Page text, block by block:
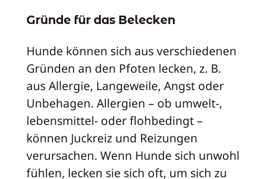
Gründe für das Belecken
Hunde können sich aus verschiedenen
Gründen an den Pfoten lecken, z. B.
aus Allergie, Langeweile, Angst oder
Unbehagen. Allergien – ob umwelt-,
lebensmittel- oder flohbedingt –
können Juckreiz und Reizungen
verursachen. Wenn Hunde sich unwohl
fühlen, lecken sie sich oft, um sich zu